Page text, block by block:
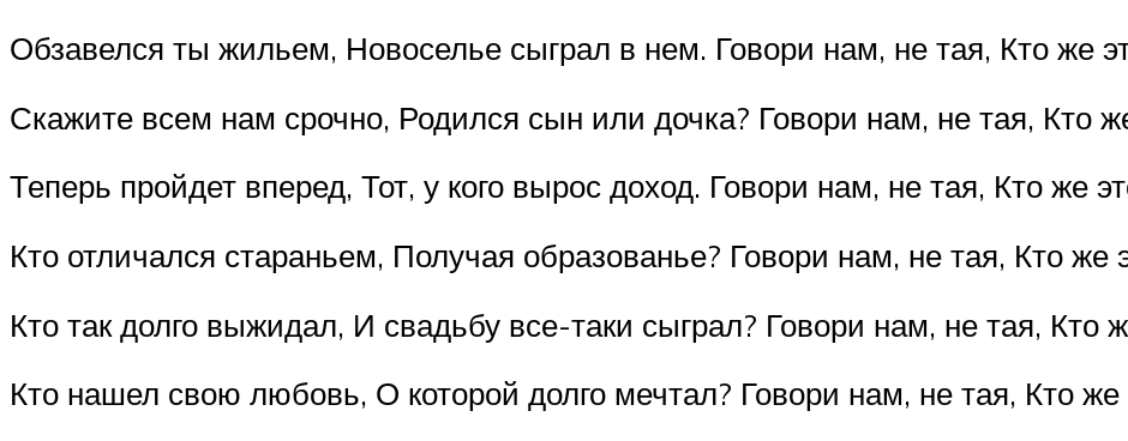
Обзавелся ты жильем, Новоселье сыграл в нем. Говори нам, не тая, Кто же
Скажите всем нам срочно, Родился сын или дочка? Говори нам, не тая, Кто
Теперь пройдет вперед, Тот, у кого вырос доход. Говори нам, не тая, Кто же
Кто отличался стараньем, Получая образованье? Говори нам, не тая, Кто же
Кто так долго выжидал, И свадьбу все-таки сыграл? Говори нам, не тая, Кто
Кто нашел свою любовь, О которой долго мечтал? Говори нам, не тая, Кто же